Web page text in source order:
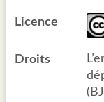
Licence
Droits